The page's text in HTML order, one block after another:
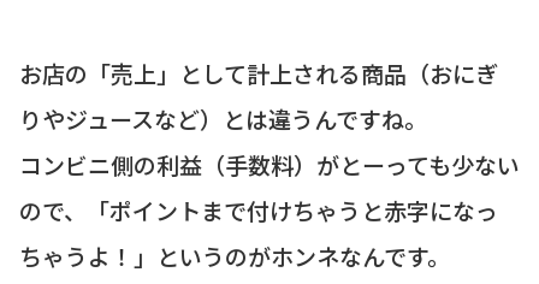
お店の「売上」として計上される商品（おにぎ
りやジュースなど）とは違うんですね。
コンビニ側の利益（手数料）がとーっても少ない
ので、「ポイントまで付けちゃうと赤字になっ
ちゃうよ！」というのがホンネなんです。